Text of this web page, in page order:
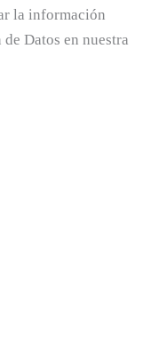
la información
Datos en nuestra